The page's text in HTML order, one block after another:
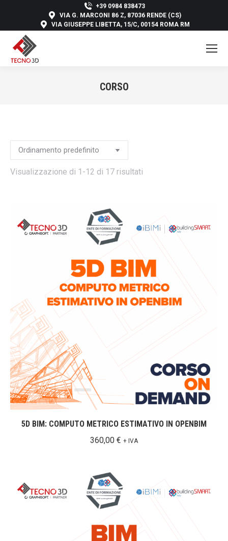
+39 0984 838473
VIA G. MARCONI 86 Z, 87036 RENDE (CS)
VIA GIUSEPPE LIBETTA, 15/C, 00154 ROMA RM
CORSO
Visualizzazione di 1-12 di 17 risultati
5D BIM: COMPUTO METRICO ESTIMATIVO IN OPENBIM
360,00 € + IVA